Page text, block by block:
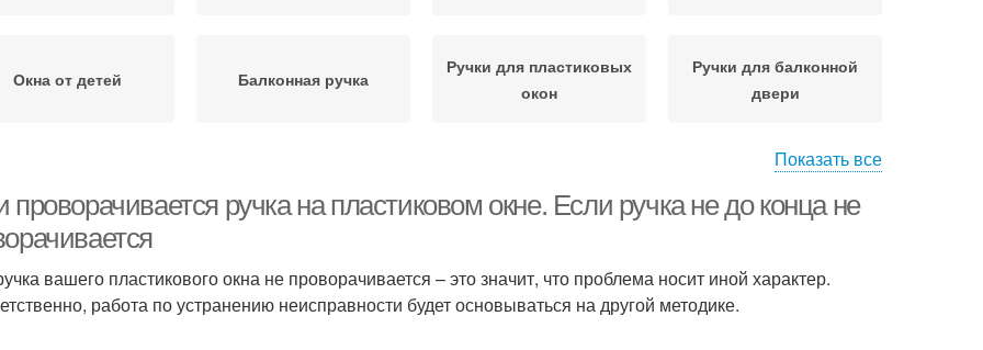
Окна от детей Балконная ручка
Ручки для пластиковых
окон
Ручки для балконной
двери
Показать все
проворачивается ручка на пластиковом окне. Если ручка не до конца не
вашего пластикового окна не проворачивается – это значит, что проблема носит иной характер.
работа по устранению неисправности будет основываться на другой методике.